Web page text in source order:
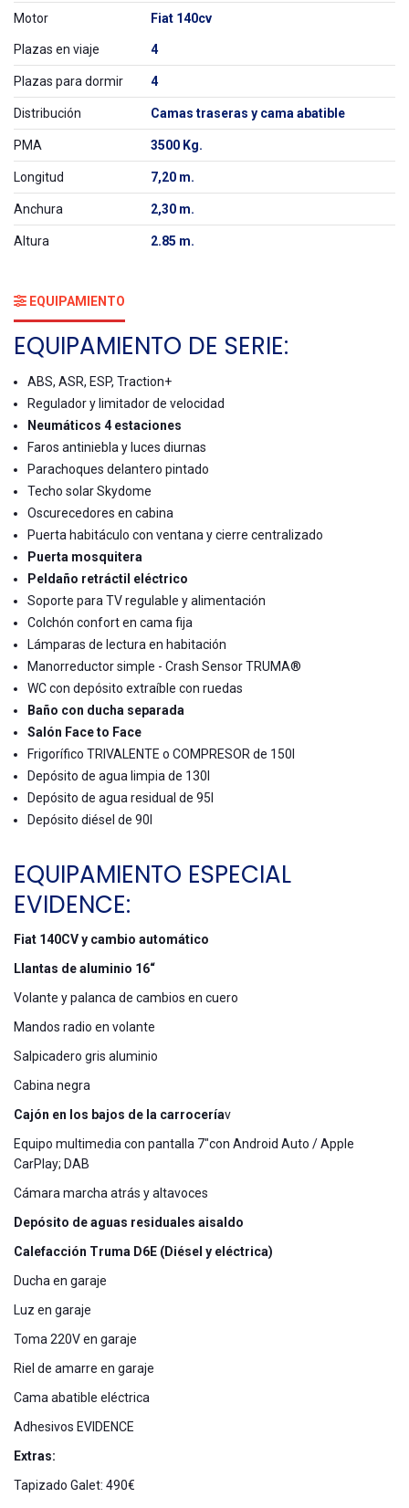
Motor Fiat 140cv
Plazas en viaje 4
Plazas para dormir 4
Distribución Camas traseras y cama abatible
PMA 3500 Kg.
Longitud 7,20 m.
Anchura 2,30 m.
Altura 2.85 m.
EQUIPAMIENTO
EQUIPAMIENTO DE SERIE:
ABS, ASR, ESP, Traction+
Regulador y limitador de velocidad
Neumáticos 4 estaciones
Faros antiniebla y luces diurnas
Parachoques delantero pintado
Techo solar Skydome
Oscurecedores en cabina
Puerta habitáculo con ventana y cierre centralizado
Puerta mosquitera
Peldaño retráctil eléctrico
Soporte para TV regulable y alimentación
Colchón confort en cama fija
Lámparas de lectura en habitación
Manorreductor simple - Crash Sensor TRUMA®
WC con depósito extraíble con ruedas
Baño con ducha separada
Salón Faceto Face
Frigorífico TRIVALENTE o COMPRESOR de 150l
Depósito de agua limpia de 130l
Depósito de agua residual de 95l
Depósito diésel de 90l
EQUIPAMIENTO ESPECIAL
EVIDENCE:
Fiat 140CV y cambio automático
Llantas de aluminio 16“
Volante y palanca de cambios en cuero
Mandos radio en volante
Salpicadero gris aluminio
Cabina negra
Cajón en los bajos de la carroceríav
Equipo multimedia con pantalla 7"con Android Auto / Apple
CarPlay; DAB
Cámara marcha atrás y altavoces
Depósito deaguas residuales aisaldo
Calefacción Truma D6E (Diésel y eléctrica)
Ducha en garaje
Luz en garaje
Toma 220V en garaje
Riel de amarre en garaje
Cama abatible eléctrica
Adhesivos EVIDENCE
Extras:
Tapizado Galet: 490€